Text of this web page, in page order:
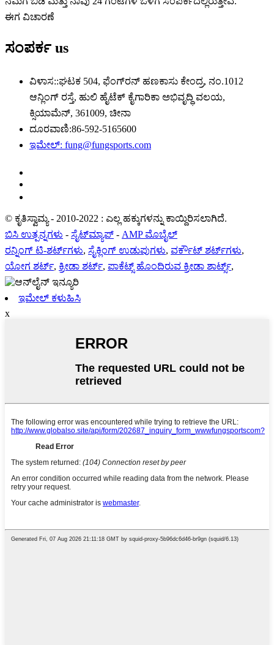
ಈಗ ವಿಚಾರಣೆ
ಸಂಪರ್ಕ us
ವಿಳಾಸ::ಘಟಕ 504, ಫೆಂಗ್‌ರನ್ ಹಣಕಾಸು ಕೇಂದ್ರ, ನಂ.1012
ಆನ್ಲಿಂಗ್ ರಸ್ತೆ, ಹುಲಿ ಹೈಟೆಕ್ ಕೈಗಾರಿಕಾ ಅಭಿವೃದ್ಧಿ ವಲಯ,
ಕ್ಸಿಯಾಮೆನ್, 361009, ಚೀನಾ
ದೂರವಾಣಿ:86-592-5165600
ಇಮೇಲ್: fung@fungsports.com
© ಕೃತಿಸ್ವಾಮ್ಯ - 2010-2022 : ಎಲ್ಲ ಹಕ್ಕುಗಳನ್ನು ಕಾಯ್ದಿರಿಸಲಾಗಿದೆ.
ಬಿಸಿ ಉತ್ಪನ್ನಗಳು - ಸೈಟ್‌ಮ್ಯಾಪ್ - AMP ಮೊಬೈಲ್
ರನ್ನಿಂಗ್ ಟಿ-ಶರ್ಟ್‌ಗಳು, ಸೈಕ್ಲಿಂಗ್ ಉಡುಪುಗಳು, ವರ್ಕೌಟ್ ಶರ್ಟ್‌ಗಳು,
ಯೋಗ ಶರ್ಟ್, ಕ್ರೀಡಾ ಶರ್ಟ್, ಪಾಕೆಟ್ಸ್ ಹೊಂದಿರುವ ಕ್ರೀಡಾ ಶಾರ್ಟ್ಸ್,
ಇಮೇಲ್ ಕಳುಹಿಸಿ
x